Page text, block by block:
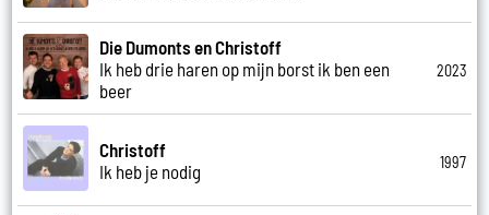
Die Dumonts en Christoff
Ik heb drie haren op mijn borst ik ben een
beer
2023
Christoff
Ik heb je nodig
1997